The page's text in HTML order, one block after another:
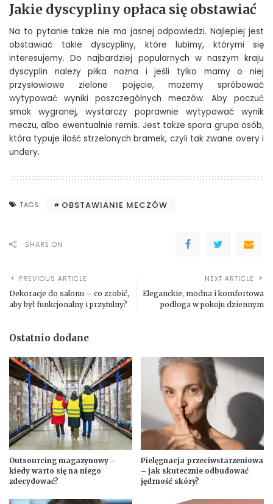
Jakie dyscypliny opłaca się obstawiać
Na to pytanie także nie ma jasnej odpowiedzi. Najlepiej jest
obstawiać takie dyscypliny, które lubimy, którymi się
interesujemy. Do najbardziej popularnych w naszym kraju
dyscyplin należy piłka nożna i jeśli tylko mamy o niej
przysłowiowe zielone pojęcie, możemy spróbować
wytypować wyniki poszczególnych meczów. Aby poczuć
smak wygranej, wystarczy poprawnie wytypować wynik
meczu, albo ewentualnie remis. Jest także spora grupa osób,
która typuje ilość strzelonych bramek, czyli tak zwane overy i
undery.
TAGS: OBSTAWIANIE MECZÓW
SHARE ON
PREVIOUS ARTICLE
Dekoracje do salonu – co zrobić,
aby był funkcjonalny i przytulny?
NEXT ARTICLE
Eleganckie, modna i komfortowa
podłoga w pokoju dziennym
Ostatnio dodane
Outsourcing magazynowy –
kiedy warto się na niego
zdecydować?
Pielęgnacja przeciwstarzeniowa
– jak skutecznie odbudować
jędrność skóry?